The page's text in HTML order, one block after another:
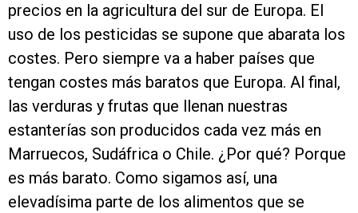
precios en la agricultura del sur de Europa. El
uso de los pesticidas se supone que abarata los
costes. Pero siempre va a haber países que
tengan costes más baratos que Europa. Al final,
las verduras y frutas que llenan nuestras
estanterías son producidos cada vez más en
Marruecos, Sudáfrica o Chile. ¿Por qué? Porque
es más barato. Como sigamos así, una
elevadísima parte de los alimentos que se